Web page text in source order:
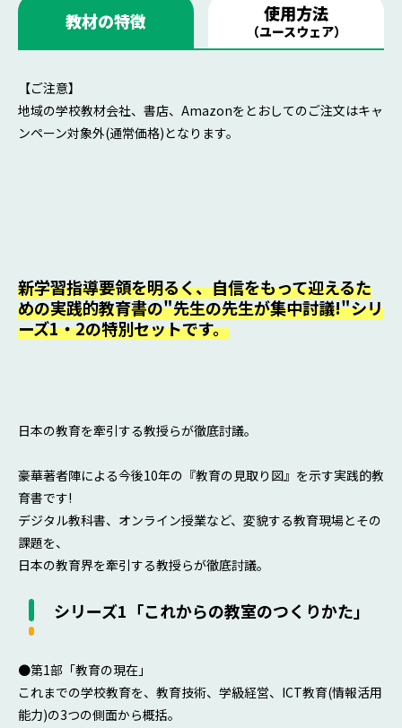
教材の特徴 使用方法
（ユースウェア）
【ご注意】
地域の学校教材会社、書店、Amazonをとおしてのご注文はキャ
ンペーン対象外(通常価格)となります。
新学習指導要領を明るく、自信をもって迎えるた
めの実践的教育書の"先生の先生が集中討議!"シリ
ーズ1・2の特別セットです。
日本の教育を牽引する教授らが徹底討議。
豪華著者陣による今後10年の『教育の見取り図』を示す実践的教
育書です!
デジタル教科書、オンライン授業など、変貌する教育現場とその
課題を、
日本の教育界を牽引する教授らが徹底討議。
シリーズ1「これからの教室のつくりかた」
●第1部「教育の現在」
これまでの学校教育を、教育技術、学級経営、ICT教育(情報活用
能力)の3つの側面から概括。